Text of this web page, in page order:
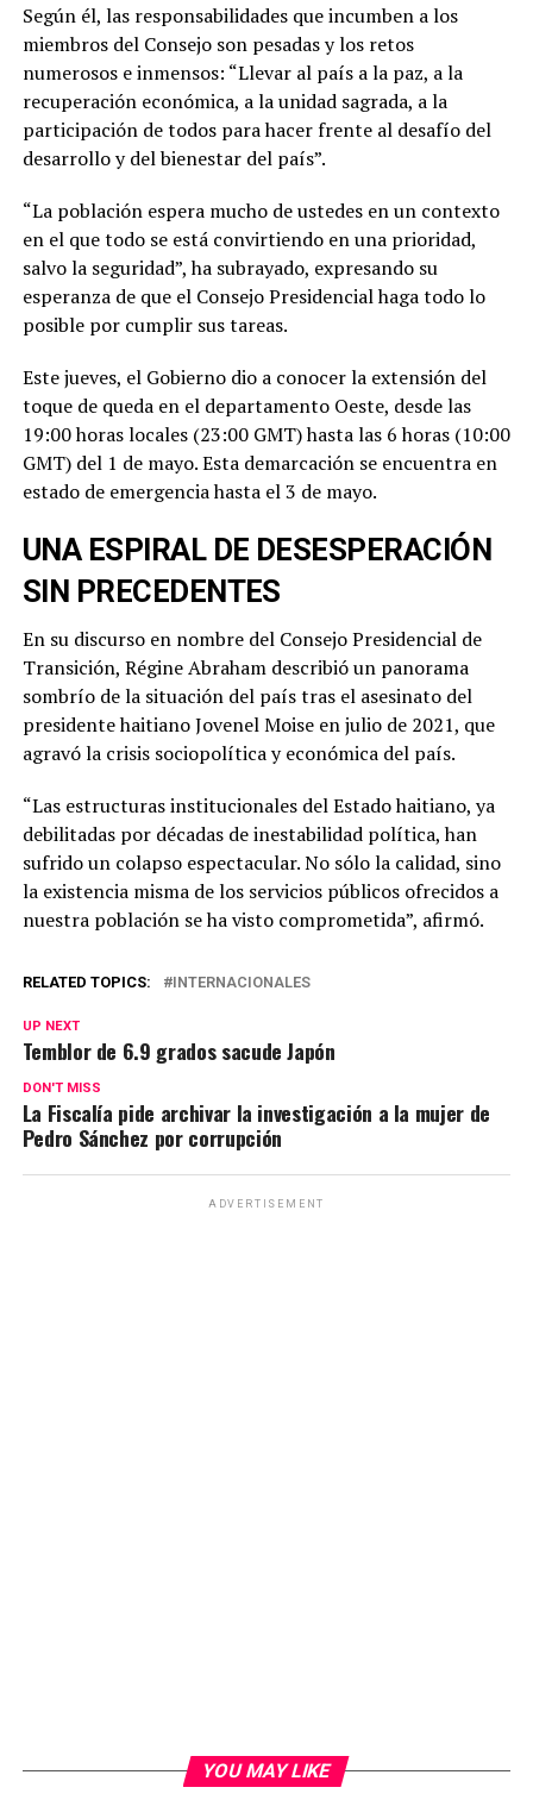
Según él, las responsabilidades que incumben a los
miembros del Consejo son pesadas y los retos
numerosos e inmensos: “Llevar al país a la paz, a la
recuperación económica, a la unidad sagrada, a la
participación de todos para hacer frente al desafío del
desarrollo y del bienestar del país”.
“La población espera mucho de ustedes en un contexto
en el que todo se está convirtiendo en una prioridad,
salvo la seguridad”, ha subrayado, expresando su
esperanza de que el Consejo Presidencial haga todo lo
posible por cumplir sus tareas.
Este jueves, el Gobierno dio a conocer la extensión del
toque de queda en el departamento Oeste, desde las
19:00 horas locales (23:00 GMT) hasta las 6 horas (10:00
GMT) del 1 de mayo. Esta demarcación se encuentra en
estado de emergencia hasta el 3 de mayo.
UNA ESPIRAL DE DESESPERACIÓN
SIN PRECEDENTES
En su discurso en nombre del Consejo Presidencial de
Transición, Régine Abraham describió un panorama
sombrío de la situación del país tras el asesinato del
presidente haitiano Jovenel Moise en julio de 2021, que
agravó la crisis sociopolítica y económica del país.
“Las estructuras institucionales del Estado haitiano, ya
debilitadas por décadas de inestabilidad política, han
sufrido un colapso espectacular. No sólo la calidad, sino
la existencia misma de los servicios públicos ofrecidos a
nuestra población se ha visto comprometida”, afirmó.
RELATED TOPICS: INTERNACIONALES
UP NEXT
Temblor de 6.9 grados sacude Japón
DON'T MISS
La Fiscalía pide archivar la investigación a la mujer de
Pedro Sánchez por corrupción
ADVERTISEMENT
YOU MAY LIKE